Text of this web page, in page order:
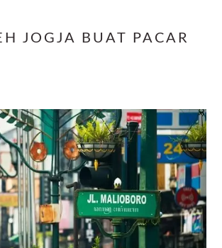
JOGJA BUAT PACAR